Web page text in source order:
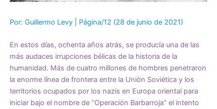
Por: Guillermo Levy | Página/12 (28 de junio de 2021)
En estos días, ochenta años atrás, se producía una de las
más audaces irrupciones bélicas de la historia de la
humanidad. Más de cuatro millones de hombres penetraron
la enorme línea de frontera entre la Unión Soviética y los
territorios ocupados por los nazis en Europa oriental para
iniciar bajo el nombre de “Operación Barbarroja” el intento